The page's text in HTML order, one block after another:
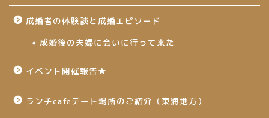
成婚者の体験談と成婚エピソード
成婚後の夫婦に会いに行って来た
イベント開催報告★
ランチcafeデート場所のご紹介（東海地方）